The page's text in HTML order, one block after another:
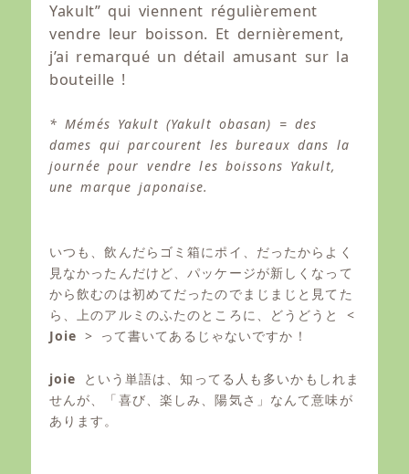
Yakult” qui viennent régulièrement
vendre leur boisson. Et dernièrement,
j’ai remarqué un détail amusant sur la
bouteille !
* Mémés Yakult (Yakult obasan) = des
dames qui parcourent les bureaux dans la
journée pour vendre les boissons Yakult,
une marque japonaise.
いつも、飲んだらゴミ箱にポイ、だったからよく
見なかったんだけど、パッケージが新しくなって
から飲むのは初めてだったのでまじまじと見てた
ら、上のアルミのふたのところに、どうどうと <
Joie > って書いてあるじゃないですか！
joie という単語は、知ってる人も多いかもしれま
せんが、「喜び、楽しみ、陽気さ」なんて意味が
あります。